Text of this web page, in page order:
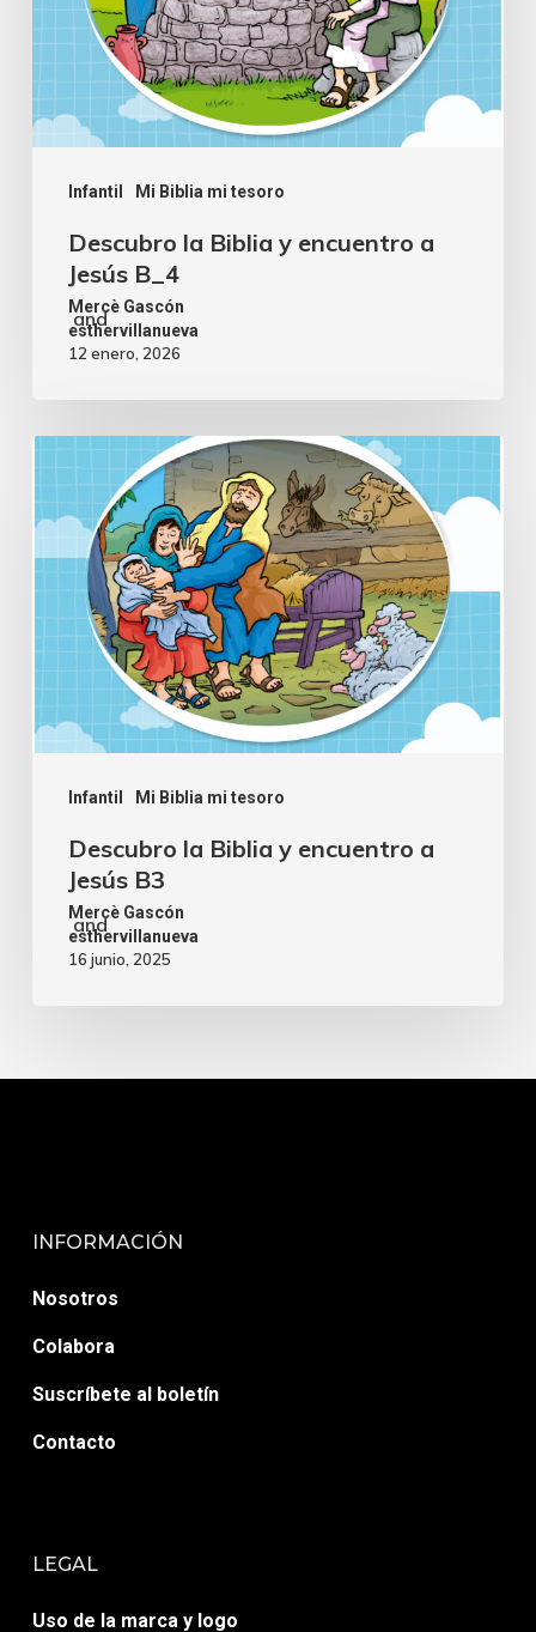
Infantil Mi Biblia mi tesoro
Descubro la Biblia y encuentro a
Jesús B_4
Mercè Gascón
and
esthervillanueva
12 enero, 2026
Infantil Mi Biblia mi tesoro
Descubro la Biblia y encuentro a
Jesús B3
Mercè Gascón
and
esthervillanueva
16 junio, 2025
INFORMACIÓN
Nosotros
Colabora
Suscríbete al boletín
Contacto
LEGAL
Uso de la marca y logo